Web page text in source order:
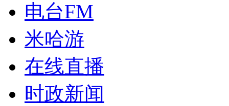
电台FM
米哈游
在线直播
时政新闻